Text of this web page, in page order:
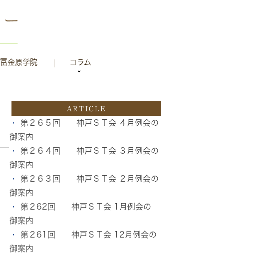
冨金原学院 コラム
ARTICLE
第２６５回 神戸ＳＴ会 ４月例会の
御案内
第２６４回 神戸ＳＴ会 ３月例会の
御案内
第２６３回 神戸ＳＴ会 ２月例会の
御案内
第２62回 神戸ＳＴ会 1月例会の
御案内
第２61回 神戸ＳＴ会 12月例会の
御案内